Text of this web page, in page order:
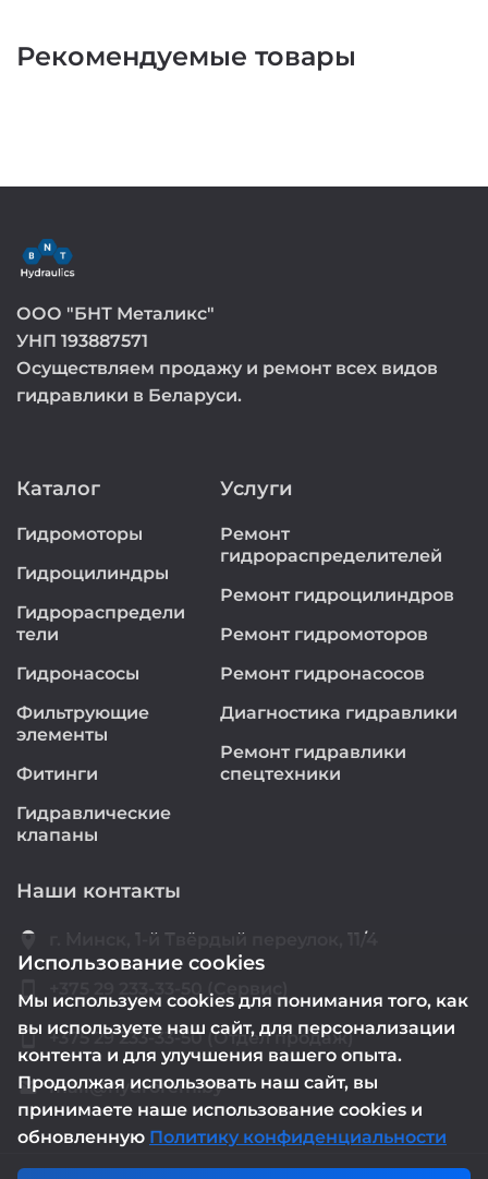
Рекомендуемые товары
ООО "БНТ Металикс"
УНП 193887571
Осуществляем продажу и ремонт всех видов
гидравлики в Беларуси.
Каталог
Гидромоторы
Гидроцилиндры
Гидрораспредели
тели
Гидронасосы
Фильтрующие
элементы
Фитинги
Гидравлические
клапаны
Услуги
Ремонт
гидрораспределителей
Ремонт гидроцилиндров
Ремонт гидромоторов
Ремонт гидронасосов
Диагностика гидравлики
Ремонт гидравлики
спецтехники
Наши контакты
location_on г. Минск, 1-й Твёрдый переулок, 11/4
smartphone +375 29 233-33-50 (Сервис)
smartphone +375 29 233-33-50 (Отдел продаж)
email mail@hydrorem.by
Использование cookies
Мы используем cookies для понимания того, как
вы используете наш сайт, для персонализации
контента и для улучшения вашего опыта.
Продолжая использовать наш сайт, вы
принимаете наше использование cookies и
обновленную Политику конфиденциальности